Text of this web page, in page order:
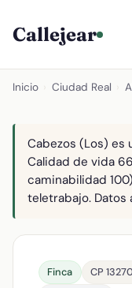
Callejear
Inicio Ciudad Real
Cabezos (Los) es
Calidad de vida
caminabilidad
teletrabajo. Datos
Finca CP